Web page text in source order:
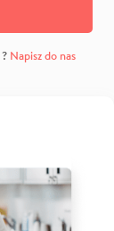
? Napisz do nas